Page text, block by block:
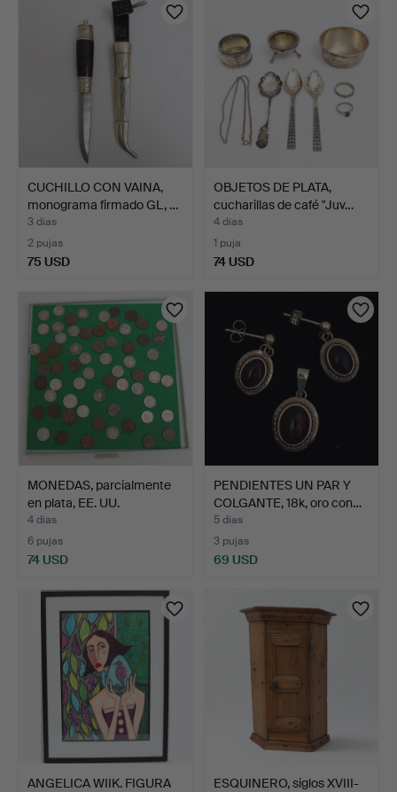
CUCHILLO CON VAINA,
monograma firmado GL, …
3 días
2 pujas
75 USD
OBJETOS DE PLATA,
cucharillas de café "Juv…
4 días
1 puja
74 USD
MONEDAS, parcialmente
en plata, EE. UU.
4 días
6 pujas
74 USD
PENDIENTES UN PAR Y
COLGANTE, 18k, oro con…
5 días
3 pujas
69 USD
ANGELICA WIIK. FIGURA
ESQUINERO, siglos XVIII-